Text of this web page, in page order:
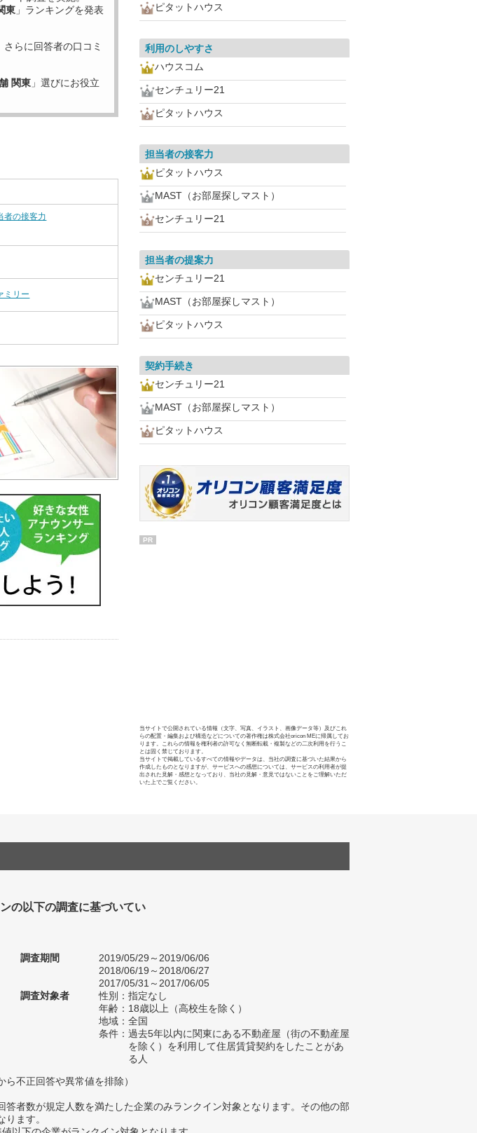
東 」ランキングを発表
さらに回答者の口コミ
関東 」選びにお役立
者の接客力
ミリー
ピタットハウス
利用のしやすさ
ハウスコム
センチュリー21
ピタットハウス
担当者の接客力
ピタットハウス
MAST（お部屋探しマスト）
センチュリー21
担当者の提案力
センチュリー21
MAST（お部屋探しマスト）
ピタットハウス
契約手続き
センチュリー21
MAST（お部屋探しマスト）
ピタットハウス
PR
当サイトで公開されている情報（文字、写真、イラスト、画像データ等）及びこれ
らの配置・編集および構造などについての著作権は株式会社oricon MEに帰属してお
ります。これらの情報を権利者の許可なく無断転載・複製などの二次利用を行うこ
とは固く禁じております。
当サイトで掲載しているすべての情報やデータは、当社の調査に基づいた結果から
作成したものとなりますが、サービスへの感想については、サービスの利用者が提
出された見解・感想となっており、当社の見解・意見ではないことをご理解いただ
いた上でご覧ください。
の以下の調査に基づいてい
調査期間
2019/05/29～2019/06/06
2018/06/19～2018/06/27
2017/05/31～2017/06/05
調査対象者
性別：指定なし
年齢：18歳以上（高校生を除く）
地域：全国
条件：過去5年以内に関東にある不動産屋（街の不動産屋
を除く）を利用して住居賃貸契約をしたことがあ
る人
不正回答や異常値を排除）
者数が規定人数を満たした企業のみランクイン対象となります。その他の部
ます。